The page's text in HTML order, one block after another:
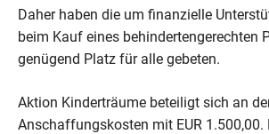
Daher haben die um finanzielle
beim Kauf eines behindertengerechten
genügend Platz für alle gebeten.
Aktion Kinderträume beteiligt sich an
Anschaffungskosten mit EUR 1.500,00.